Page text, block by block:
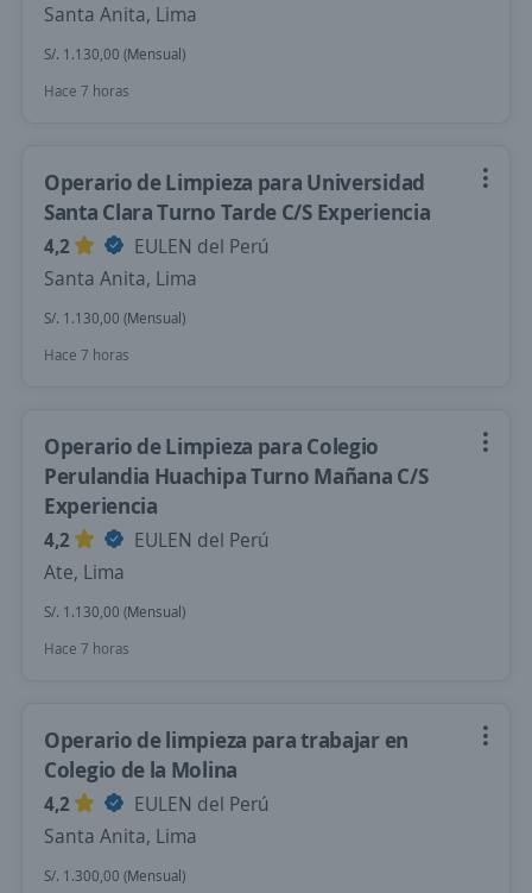
Santa Anita, Lima
S/. 1.130,00 (Mensual)
Hace 7 horas
Operario de Limpieza para Universidad
Santa Clara Turno Tarde C/S Experiencia
4,2
EULEN del Perú
Santa Anita, Lima
S/. 1.130,00 (Mensual)
Hace 7 horas
Operario de Limpieza para Colegio
Perulandia Huachipa Turno Mañana C/S
Experiencia
4,2
EULEN del Perú
Ate, Lima
S/. 1.130,00 (Mensual)
Hace 7 horas
Operario de limpieza para trabajar en
Colegio de la Molina
4,2
EULEN del Perú
Santa Anita, Lima
S/. 1.300,00 (Mensual)